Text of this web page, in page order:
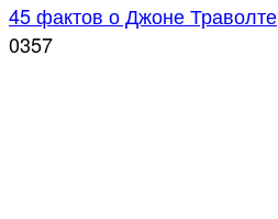
45 фактов о Джоне Траволте
0357